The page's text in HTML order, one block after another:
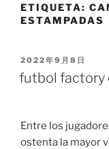
ETIQUETA:
ESTAMPADAS
PUBLICADO
EL
2022年9月8日
futbol factory
Entre los
ostenta la mayor